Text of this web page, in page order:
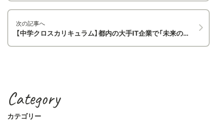
次の記事へ
【中学クロスカリキュラム】都内の大手IT企業で「未来の働き方」を体験！自動運転からAIまで、最先端のイノベーションに触れる一日
Category
カテゴリー